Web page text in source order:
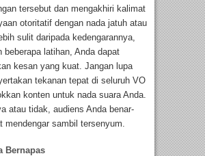
tersebut dan mengakhiri kalimat
otoritatif dengan nada jatuh atau
sulit daripada kedengarannya,
beberapa latihan, Anda dapat
kesan yang kuat. Jangan lupa
tekanan tepat di seluruh VO
konten untuk nada suara Anda.
atau tidak, audiens Anda benar-
mendengar sambil tersenyum.
Bernapas